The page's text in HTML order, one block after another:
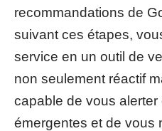
recommandations de
suivant ces étapes,
service en un outil de
non seulement réactif
capable de vous
émergentes et de vous